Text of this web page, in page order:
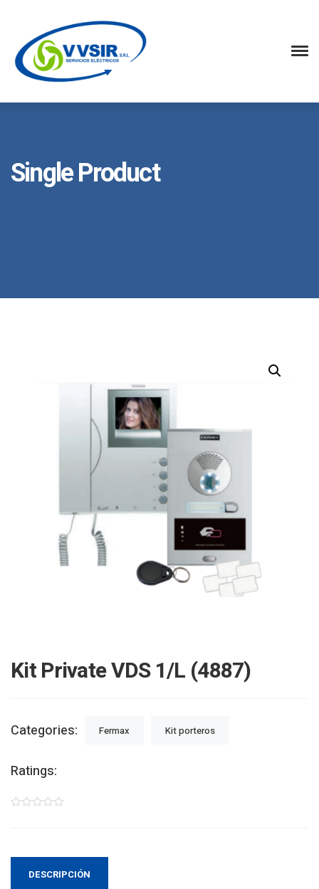
Single Product
Kit Private VDS 1/L (4887)
Categories: Fermax Kit porteros
Ratings:
DESCRIPCIÓN